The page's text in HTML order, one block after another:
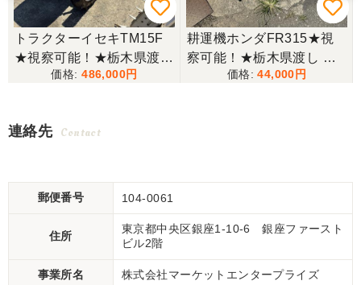
トラクターイセキTM15F
★視察可能！★栃木県渡し
イセキ トラクター TM15F
リー MT 現状渡し【P1151
486,000
耕運機ホンダFR315★視
察可能！★栃木県渡し ホ
ンダ 耕運機 FR315 ガソリ
44,000
連絡先 Contact
郵便番号 104-0061
住所
東京都中央区銀座1-10-6 銀座ファースト
ビル2階
事業所名 株式会社マーケットエンタープライズ